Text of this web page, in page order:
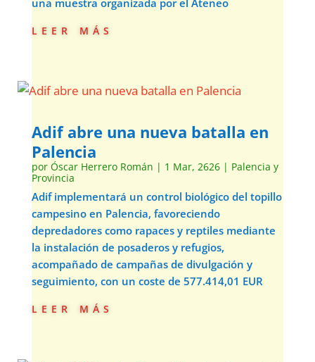
una muestra organizada por el Ateneo
leer más
Adif abre una nueva batalla en
Palencia
por Óscar Herrero Román | 1 Mar, 2626| Palencia y
Provincia
Adif implementará un control biológico del topillo
campesino en Palencia, favoreciendo
depredadores como rapaces y reptiles mediante
la instalación de posaderos y refugios,
acompañado de campañas de divulgación y
seguimiento, con un coste de 577.414,01 EUR
leer más